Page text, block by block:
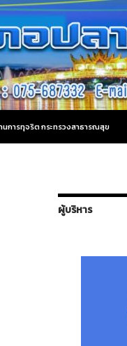
การทุจริต กระทรวงสาธารณสุข
ผู้บริหาร